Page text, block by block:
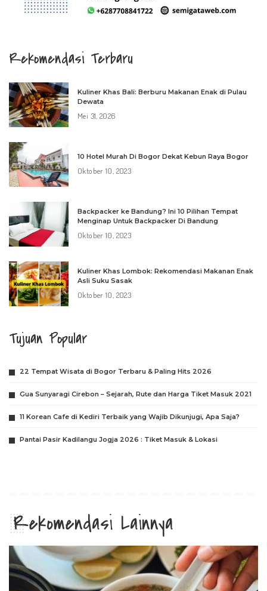
Rekomendasi Terbaru
Kuliner Khas Bali: Berburu Makanan Enak di Pulau
Dewata
Mei 31, 2026
10 Hotel Murah Di Bogor Dekat Kebun Raya Bogor
Oktober 10, 2023
Backpacker ke Bandung? Ini 10 Pilihan Tempat
Menginap Untuk Backpacker Di Bandung
Oktober 10, 2023
Kuliner Khas Lombok: Rekomendasi Makanan Enak
Asli Suku Sasak
Oktober 10, 2023
Tujuan Popular
22 Tempat Wisata di Bogor Terbaru & Paling Hits 2026
Gua Sunyaragi Cirebon – Sejarah, Rute dan Harga Tiket Masuk 2021
11 Korean Cafe di Kediri Terbaik yang Wajib Dikunjugi, Apa Saja?
Pantai Pasir Kadilangu Jogja 2026 : Tiket Masuk & Lokasi
Rekomendasi Lainnya